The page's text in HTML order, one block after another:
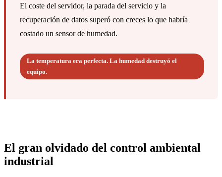
El coste del servidor, la parada del servicio y la
recuperación de datos superó con creces lo que habría
costado un sensor de humedad.
La temperatura era perfecta. La humedad destruyó el
equipo.
El gran olvidado del control ambiental
industrial